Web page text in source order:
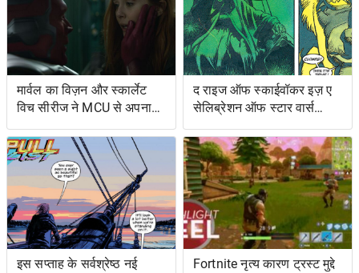
मार्वल का विज़न और स्कार्लेट
विच सीरीज ने MCU से अपना
शोअरनर चुना
द राइज ऑफ स्काईवॉकर इज़ ए
सेलिब्रेशन ऑफ स्टार वार्स
ओल्ड एक्सटेंडेड यूनिवर्स- एंड
इट्स ग्रेटेस्ट रेस्ट्यूडिएशन
इस सप्ताह के सर्वश्रेष्ठ नई
Fortnite नृत्य कारण ट्रस्ट मुद्दे